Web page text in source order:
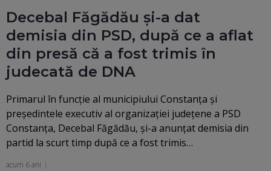
Decebal Făgădău și-a dat
demisia din PSD, după ce a aflat
din presă că a fost trimis în
judecată de DNA
Primarul în funcţie al municipiului Constanţa şi
preşedintele executiv al organizaţiei judeţene a PSD
Constanţa, Decebal Făgădău, şi-a anunţat demisia din
partid la scurt timp după ce a fost trimis…
acum 6 ani